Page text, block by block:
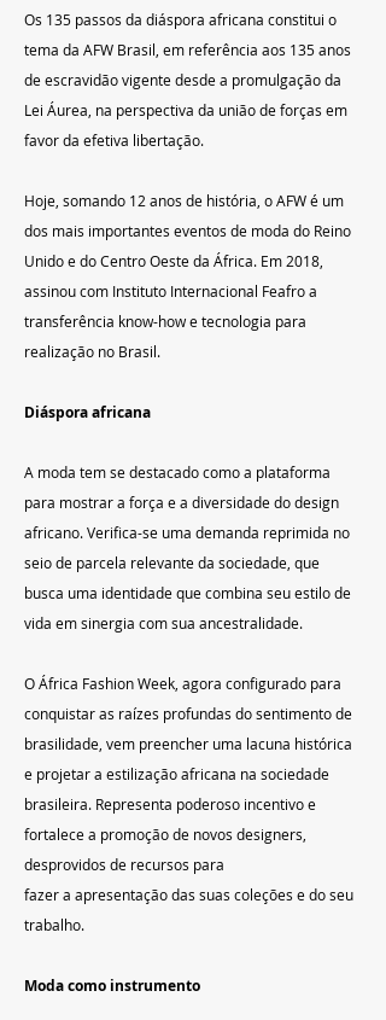
Os 135 passos da diáspora africana constitui o
tema da AFW Brasil, em referência aos 135 anos
de escravidão vigente desde a promulgação da
Lei Áurea, na perspectiva da união de forças em
favor da efetiva libertação.
Hoje, somando 12 anos de história, o AFW é um
dos mais importantes eventos de moda do Reino
Unido e do Centro Oeste da África. Em 2018,
assinou com Instituto Internacional Feafro a
transferência know-how e tecnologia para
realização no Brasil.
Diáspora africana
A moda tem se destacado como a plataforma
para mostrar a força e a diversidade do design
africano. Verifica-se uma demanda reprimida no
seio de parcela relevante da sociedade, que
busca uma identidade que combina seu estilo de
vida em sinergia com sua ancestralidade.
O África Fashion Week, agora configurado para
conquistar as raízes profundas do sentimento de
brasilidade, vem preencher uma lacuna histórica
e projetar a estilização africana na sociedade
brasileira. Representa poderoso incentivo e
fortalece a promoção de novos designers,
desprovidos de recursos para
fazer a apresentação das suas coleções e do seu
trabalho.
Moda como instrumento